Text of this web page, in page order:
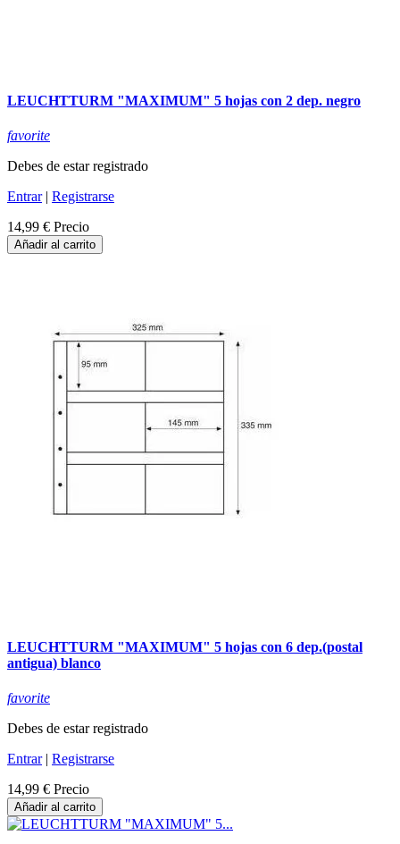
LEUCHTTURM "MAXIMUM" 5 hojas con 2 dep. negro
favorite
Debes de estar registrado
Entrar| Registrarse
14,99 € Precio
Añadir al carrito
LEUCHTTURM "MAXIMUM" 5 hojas con 6 dep.(postal
antigua) blanco
favorite
Debes de estar registrado
Entrar| Registrarse
14,99 € Precio
Añadir al carrito